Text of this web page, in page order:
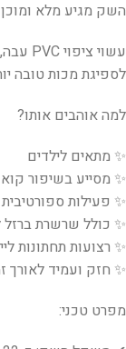
השק מגיע מלא
לספיגת מכות טובה
למה אוהבים אותו?
✨ מתאים לילדים
✨ מסייע בשיפור
✨ פעילות
✨ כולל שרשרת ברזל
✨ רצועות תחתונות
✨ חזק ועמיד לאורך
מפרט טכני: